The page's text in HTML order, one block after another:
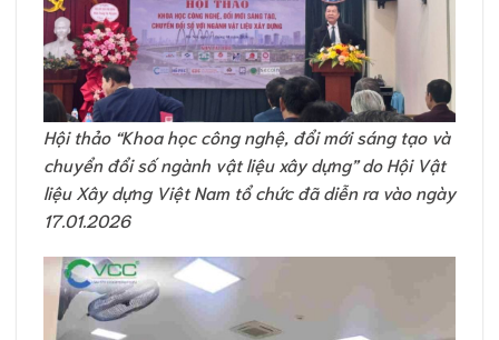
Hội thảo “Khoa học công nghệ, đổi mới sáng tạo và
chuyển đổi số ngành vật liệu xây dựng” do Hội Vật
liệu Xây dựng Việt Nam tổ chức đã diễn ra vào ngày
17.01.2026